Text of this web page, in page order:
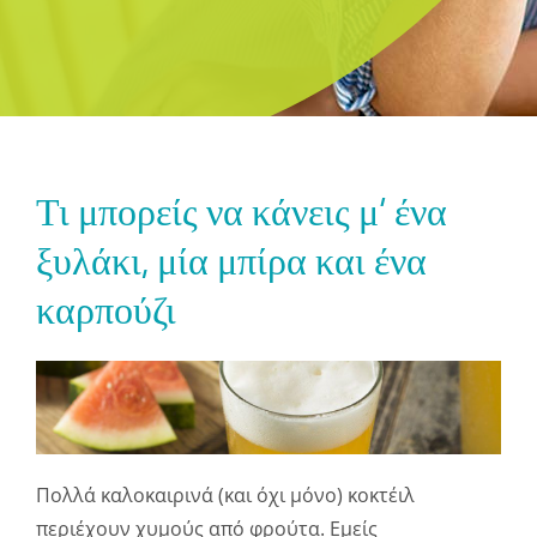
Τι μπορείς να κάνεις μ’ ένα
ξυλάκι, μία μπίρα και ένα
καρπούζι
Πολλά καλοκαιρινά (και όχι μόνο) κοκτέιλ
περιέχουν χυμούς από φρούτα. Εμείς